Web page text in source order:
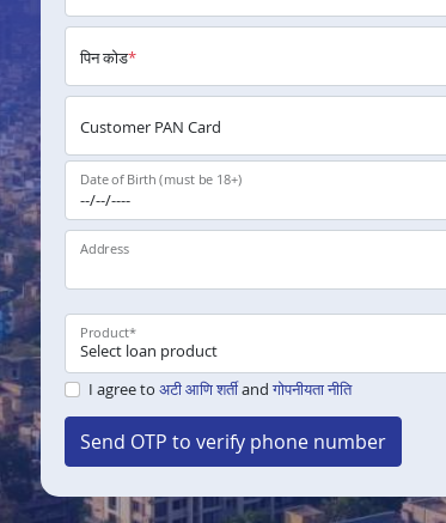
पिन कोड*
Customer PAN Card
Date of Birth (must be 18+)
Address
Product*
I agree to अटी आणि शर्तीand गोपनीयता नीति
Send OTP to verify phone number